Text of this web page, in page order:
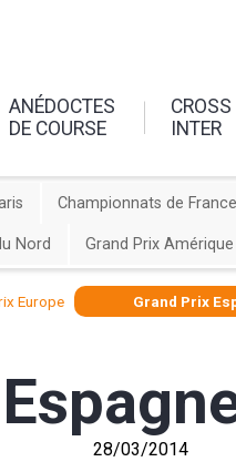
ANÉDOCTES
DE COURSE
CROSS
INTER
Championnats de France
Nord Grand Prix Amérique
Europe Grand Prix
28/03/2014